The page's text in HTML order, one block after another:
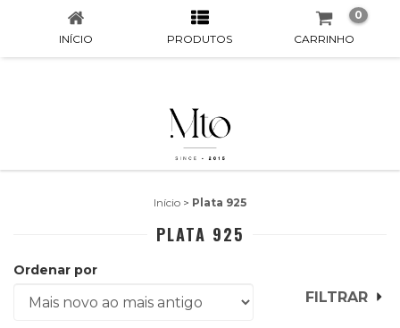
INÍCIO PRODUTOS CARRINHO
0
Início > Plata 925
PLATA 925
Ordenar por
FILTRAR